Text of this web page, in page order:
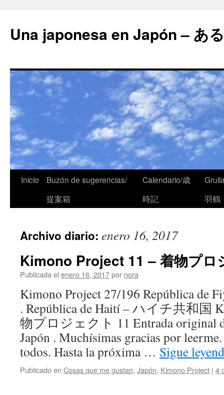
Una japonesa en Japón – あ
Inicio
Buzón de sugerencias/
提案箱
Calendario/歳
時記
羽鶴
Archivo diario: enero 16, 2017
Kimono Project 11 – 着物プロ
Publicada el enero 16, 2017por nora
Kimono Project 27/196 República de
. República de Haití – ハイチ共和国
物プロジェクト 11 Entrada original
Japón . Muchísimas gracias por leerme.
todos. Hasta la próxima … Sigue
Publicado en Cosas que me gustan, Japón, Kimono Project | 4